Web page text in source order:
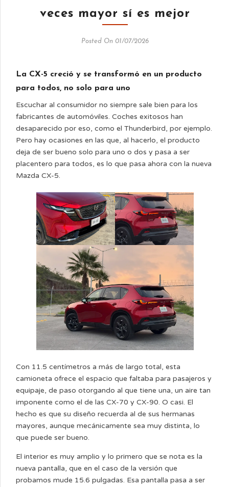
veces mayor sí es mejor
Posted On 01/07/2026
La CX-5 creció y se transformó en un producto
para todos, no solo para uno
Escuchar al consumidor no siempre sale bien para los
fabricantes de automóviles. Coches exitosos han
desaparecido por eso, como el Thunderbird, por ejemplo.
Pero hay ocasiones en las que, al hacerlo, el producto
deja de ser bueno solo para uno o dos y pasa a ser
placentero para todos, es lo que pasa ahora con la nueva
Mazda CX-5.
Con 11.5 centímetros a más de largo total, esta
camioneta ofrece el espacio que faltaba para pasajeros y
equipaje, de paso otorgando al que tiene una, un aire tan
imponente como el de las CX-70 y CX-90. O casi. El
hecho es que su diseño recuerda al de sus hermanas
mayores, aunque mecánicamente sea muy distinta, lo
que puede ser bueno.
El interior es muy amplio y lo primero que se nota es la
nueva pantalla, que en el caso de la versión que
probamos mude 15.6 pulgadas. Esa pantalla pasa a ser